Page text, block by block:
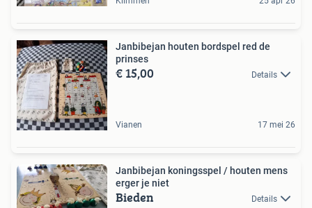
Janbibejan houten bordspel red de
prinses
€ 15,00 Details
Vianen 17 mei 26
Janbibejan koningsspel / houten mens
erger je niet
Bieden Details